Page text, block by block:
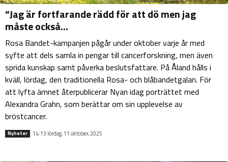
”Jag är fortfarande rädd för att dö men jag
måste också...
Rosa Bandet-kampanjen pågår under oktober varje år med
syfte att dels samla in pengar till cancerforskning, men även
sprida kunskap samt påverka beslutsfattare. På Åland hålls i
kväll, lördag, den traditionella Rosa- och blåbandetgalan. För
att lyfta ämnet återpublicerar Nyan idag porträttet med
Alexandra Grahn, som berättar om sin upplevelse av
bröstcancer.
Nyheter 14:13 lördag, 11 oktober, 2025